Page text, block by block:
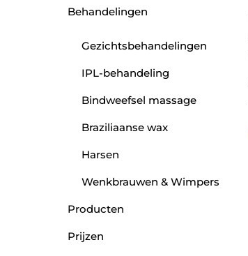
Behandelingen
Gezichtsbehandelingen
IPL-behandeling
Bindweefsel massage
Braziliaanse wax
Harsen
Wenkbrauwen & Wimpers
Producten
Prijzen